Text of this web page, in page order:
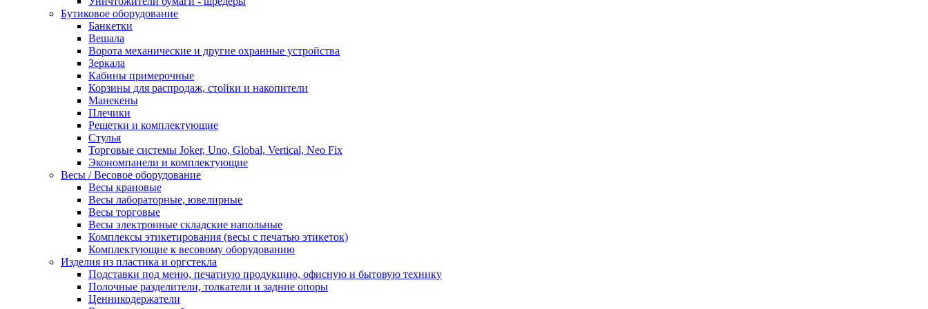
Бутиковое оборудование
Банкетки
Вешала
Ворота механические и другие охранные устройства
Зеркала
Кабины примерочные
Корзины для распродаж, стойки и накопители
Манекены
Плечики
Решетки и комплектующие
Стулья
Торговые системы Joker, Uno, Global, Vertical, Neo Fix
Экономпанели и комплектующие
Весы / Весовое оборудование
Весы крановые
Весы лабораторные, ювелирные
Весы торговые
Весы электронные складские напольные
Комплексы этикетирования (весы с печатью этикеток)
Комплектующие к весовому оборудованию
Изделия из пластика и оргстекла
Подставки под меню, печатную продукцию, офисную и бытовую технику
Полочные разделители, толкатели и задние опоры
Ценникодержатели